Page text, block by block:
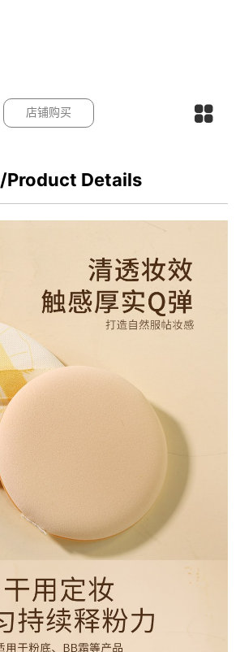
店铺购买
/Product Details